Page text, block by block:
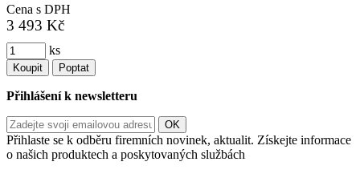
Cena s DPH
3 493 Kč
ks
Koupit Poptat
Přihlášení k newsletteru
Přihlaste se k odběru firemních novinek, aktualit. Získejte informace
o našich produktech a poskytovaných službách